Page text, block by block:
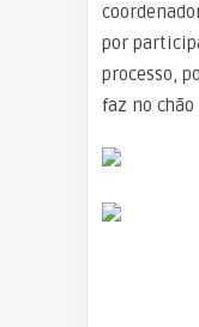
por
processo,
faz no chão